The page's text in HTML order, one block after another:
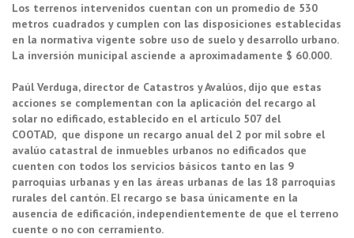
Los terrenos intervenidos cuentan con un promedio de 530
metros cuadrados y cumplen con las disposiciones establecidas
en la normativa vigente sobre uso de suelo y desarrollo urbano.
La inversión municipal asciende a aproximadamente $ 60.000.
Paúl Verduga, director de Catastros y Avalúos, dijo que estas
acciones se complementan con la aplicación del recargo al
solar no edificado, establecido en el artículo 507 del
COOTAD, que dispone un recargo anual del 2 por mil sobre el
avalúo catastral de inmuebles urbanos no edificados que
cuenten con todos los servicios básicos tanto en las 9
parroquias urbanas y en las áreas urbanas de las 18 parroquias
rurales del cantón. El recargo se basa únicamente en la
ausencia de edificación, independientemente de que el terreno
cuente o no con cerramiento.